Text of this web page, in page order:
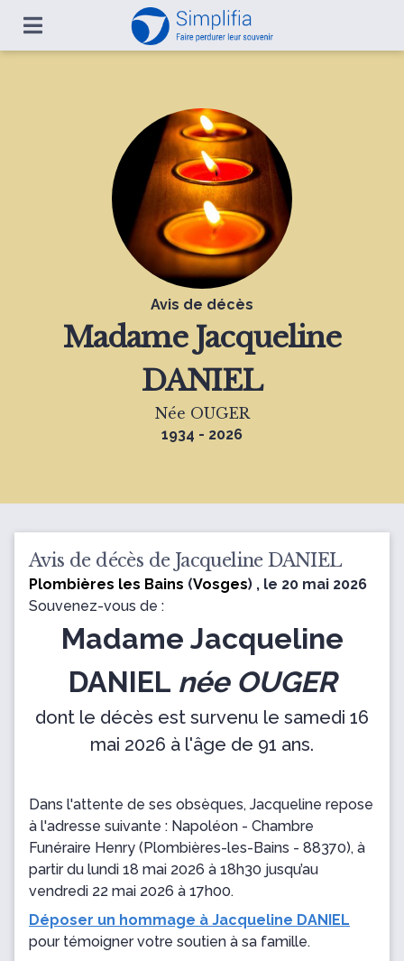
Avis de décès
Madame Jacqueline
DANIEL
Née OUGER
1934 - 2026
Avis de décès de Jacqueline DANIEL
Plombières les Bains (Vosges) , le 20 mai 2026
Souvenez-vous de :
Madame Jacqueline
DANIEL née OUGER
dont le décès est survenu le samedi 16
mai 2026 à l'âge de 91 ans.
Dans l'attente de ses obsèques, Jacqueline repose
à l'adresse suivante : Napoléon - Chambre
Funéraire Henry (Plombières-les-Bains - 88370), à
partir du lundi 18 mai 2026 à 18h30 jusqu’au
vendredi 22 mai 2026 à 17h00.
Déposer un hommage à Jacqueline DANIEL
pour témoigner votre soutien à sa famille.